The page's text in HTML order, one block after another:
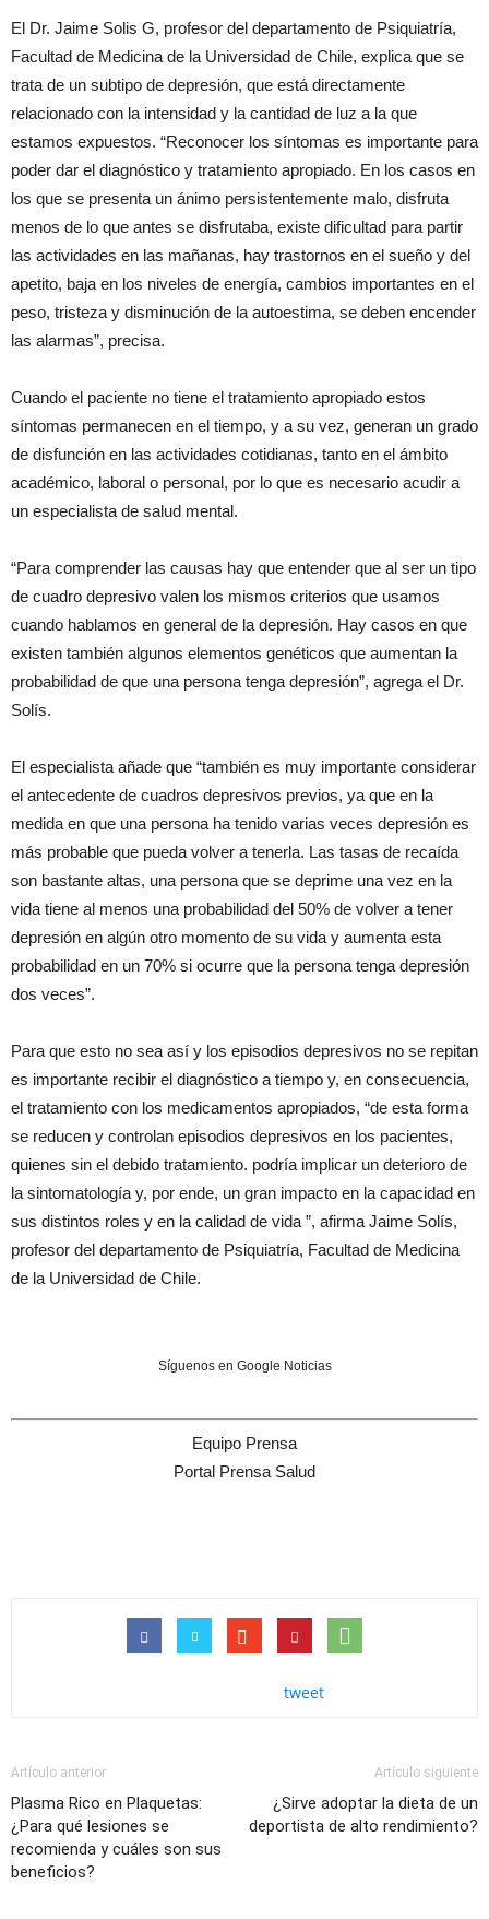
El Dr. Jaime Solis G, profesor del departamento de Psiquiatría,
Facultad de Medicina de la Universidad de Chile, explica que se
trata de un subtipo de depresión, que está directamente
relacionado con la intensidad y la cantidad de luz a la que
estamos expuestos. “Reconocer los síntomas es importante para
poder dar el diagnóstico y tratamiento apropiado. En los casos en
los que se presenta un ánimo persistentemente malo, disfruta
menos de lo que antes se disfrutaba, existe dificultad para partir
las actividades en las mañanas, hay trastornos en el sueño y del
apetito, baja en los niveles de energía, cambios importantes en el
peso, tristeza y disminución de la autoestima, se deben encender
las alarmas”, precisa.
Cuando el paciente no tiene el tratamiento apropiado estos
síntomas permanecen en el tiempo, y a su vez, generan un grado
de disfunción en las actividades cotidianas, tanto en el ámbito
académico, laboral o personal, por lo que es necesario acudir a
un especialista de salud mental.
“Para comprender las causas hay que entender que al ser un tipo
de cuadro depresivo valen los mismos criterios que usamos
cuando hablamos en general de la depresión. Hay casos en que
existen también algunos elementos genéticos que aumentan la
probabilidad de que una persona tenga depresión”, agrega el Dr.
Solís.
El especialista añade que “también es muy importante considerar
el antecedente de cuadros depresivos previos, ya que en la
medida en que una persona ha tenido varias veces depresión es
más probable que pueda volver a tenerla. Las tasas de recaída
son bastante altas, una persona que se deprime una vez en la
vida tiene al menos una probabilidad del 50% de volver a tener
depresión en algún otro momento de su vida y aumenta esta
probabilidad en un 70% si ocurre que la persona tenga depresión
dos veces”.
Para que esto no sea así y los episodios depresivos no se repitan
es importante recibir el diagnóstico a tiempo y, en consecuencia,
el tratamiento con los medicamentos apropiados, “de esta forma
se reducen y controlan episodios depresivos en los pacientes,
quienes sin el debido tratamiento. podría implicar un deterioro de
la sintomatología y, por ende, un gran impacto en la capacidad en
sus distintos roles y en la calidad de vida ”, afirma Jaime Solís,
profesor del departamento de Psiquiatría, Facultad de Medicina
de la Universidad de Chile.
Síguenos en Google Noticias
Equipo Prensa
Portal Prensa Salud
tweet
Artículo anterior
Plasma Rico en Plaquetas:
¿Para qué lesiones se
recomienda y cuáles son sus
beneficios?
Artículo siguiente
¿Sirve adoptar la dieta de un
deportista de alto rendimiento?